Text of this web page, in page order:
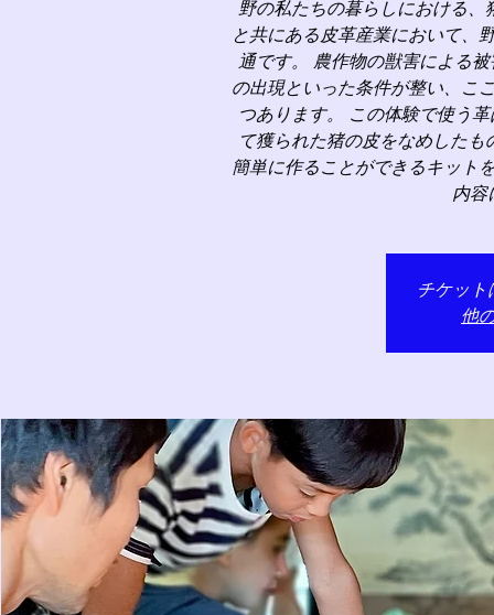
野の私たちの暮らしにおける
と共にある皮革産業において、
通です。 農作物の獣害による
の出現といった条件が整い、こ
つあります。 この体験で使う
て獲られた猪の皮をなめした
簡単に作ることができるキット
内容
チケット
他